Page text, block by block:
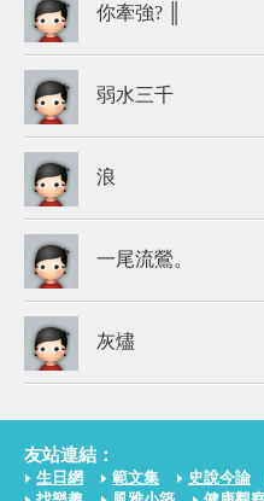
你牽強? ║
弱水三千
浪
一尾流鶯。
灰燼
友站連結：
生日網 範文集 史說今論